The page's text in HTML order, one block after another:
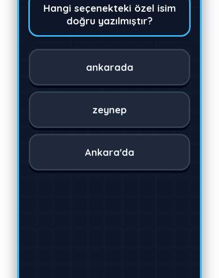
Hangi seçenekteki özel isim
doğru yazılmıştır?
ankarada
zeynep
Ankara'da